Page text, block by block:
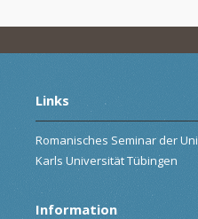
Links
Romanisches Seminar der
Karls Universität Tübingen
Information